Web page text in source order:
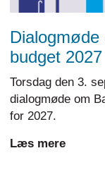
budget 2027
Torsdag den 3.
dialogmøde om
for 2027.
Læs mere